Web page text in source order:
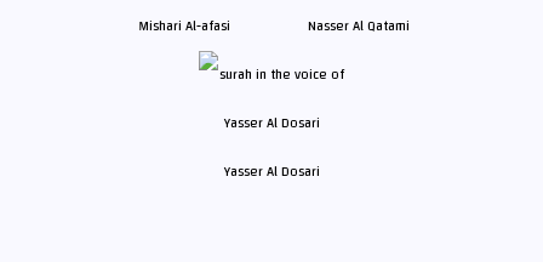
Mishari Al-afasi Nasser Al Qatami
Yasser Al Dosari